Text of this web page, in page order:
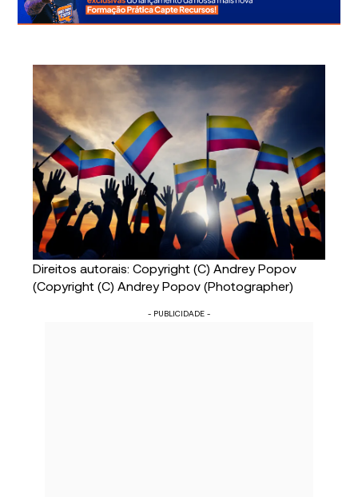
Direitos autorais: Copyright (C) Andrey Popov
(Copyright (C) Andrey Popov (Photographer)
- PUBLICIDADE -